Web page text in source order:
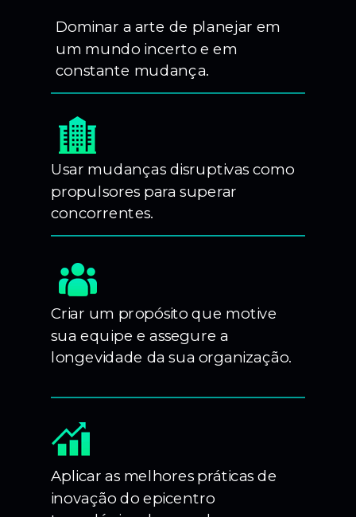
Dominar a arte de planejar em
um mundo incerto e em
constante mudança.
Usar mudanças disruptivas como
propulsores para superar
concorrentes.
Criar um propósito que motive
sua equipe e assegure a
longevidade da sua organização.
Aplicar as melhores práticas de
inovação do epicentro